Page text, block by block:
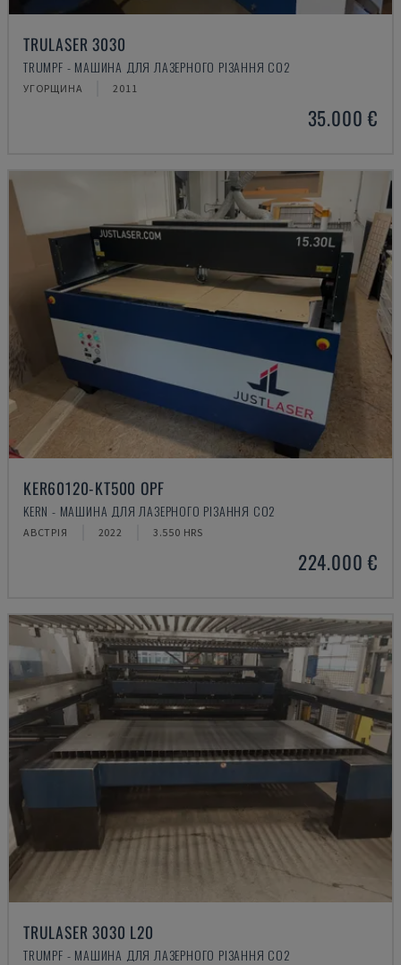
TRULASER 3030
TRUMPF - МАШИНА ДЛЯ ЛАЗЕРНОГО РІЗАННЯ CO2
УГОРЩИНА 2011
35.000 €
KER60120-KT500 OPF
KERN - МАШИНА ДЛЯ ЛАЗЕРНОГО РІЗАННЯ CO2
АВСТРІЯ 2022 3.550 HRS
224.000 €
TRULASER 3030 L20
TRUMPF - МАШИНА ДЛЯ ЛАЗЕРНОГО РІЗАННЯ CO2